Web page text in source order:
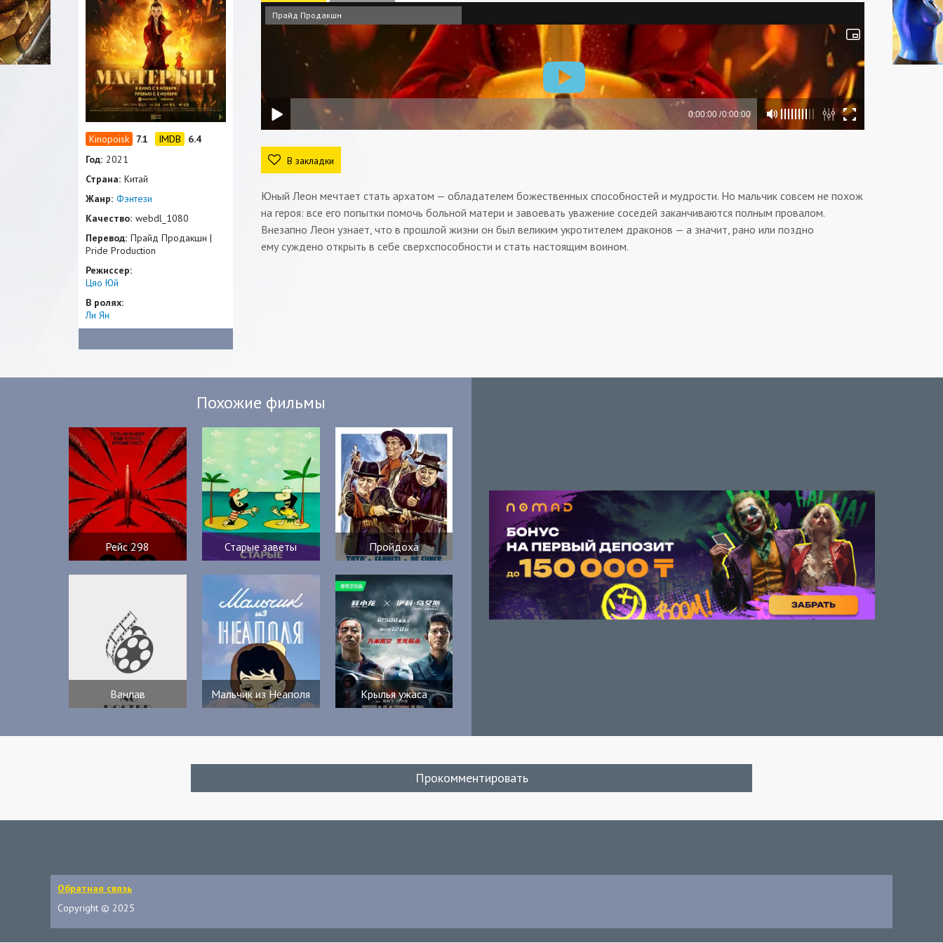
Прайд Продакшн
В закладки
Юный Леон мечтает стать архатом — обладателем божественных способностей и мудрости. Но мальчик совсем не похож
на героя: все его попытки помочь больной матери и завоевать уважение соседей заканчиваются полным провалом.
Внезапно Леон узнает, что в прошлой жизни он был великим укротителем драконов — а значит, рано или поздно
ему суждено открыть в себе сверхспособности и стать настоящим воином.
7.1
6.4
Год: 2021
Страна: Китай
Жанр: Фэнтези
Качество: webdl_1080
Перевод: Прайд Продакшн |
Pride Production
Режиссер:
Цяо Юй
В ролях:
Ли Ян
Похожие фильмы
Рейс 298 Старые заветы Пройдоха
Ванлав Мальчик из Неаполя Крылья ужаса
Прокомментировать
Обратная связь
Copyright © 2025